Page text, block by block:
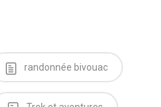
randonnée bivouac